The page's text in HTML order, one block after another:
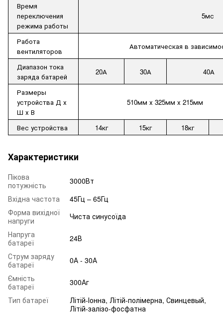
Время
переключения
режима работы
5мс
Работа
вентиляторов
Автоматическая в
Диапазон тока
заряда батарей
20А 30А 40А
Размеры
устройства Д х
Ш х В
510мм х 325мм х 215мм
Вес устройства 14кг 15кг 18кг
Характеристики
Пікова
потужність
3000Вт
Вхідна частота
45Гц – 65Гц
Форма вихідної
напруги
Чиста синусоїда
Напруга
батареї
24В
Струм заряду
батареї
0А - 30А
Ємність
батареї
300Аг
Тип батареї
Літій-Іонна, Літій-полімерна, Свинцевый,
Літій-залізо-фосфатна